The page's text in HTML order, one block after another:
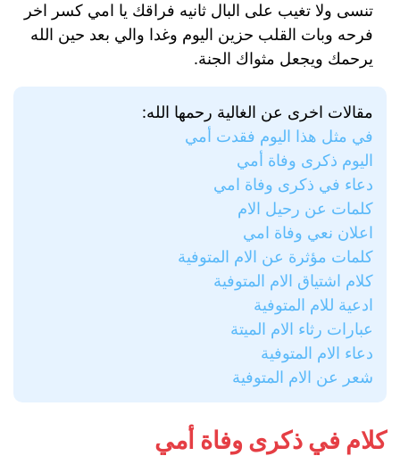
تنسى ولا تغيب على البال ثانيه فراقك يا امي كسر اخر
فرحه وبات القلب حزين اليوم وغدا والي بعد حين الله
يرحمك ويجعل مثواك الجنة.
مقالات اخرى عن الغالية رحمها الله:
في مثل هذا اليوم فقدت أمي
اليوم ذكرى وفاة أمي
دعاء في ذكرى وفاة امي
كلمات عن رحيل الام
اعلان نعي وفاة امي
كلمات مؤثرة عن الام المتوفية
كلام اشتياق الام المتوفية
ادعية للام المتوفية
عبارات رثاء الام الميتة
دعاء الام المتوفية
شعر عن الام المتوفية
كلام في ذكرى وفاة أمي